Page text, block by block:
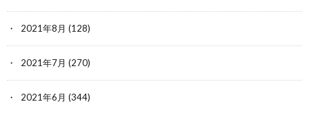
2021年8月 (128)
2021年7月 (270)
2021年6月 (344)